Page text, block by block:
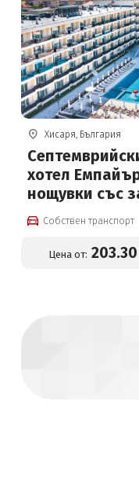
Хисаря, България
хотел
нощувки със
вечери,
програма,
басейни с
Собствен транспорт
Цена от: 203.30